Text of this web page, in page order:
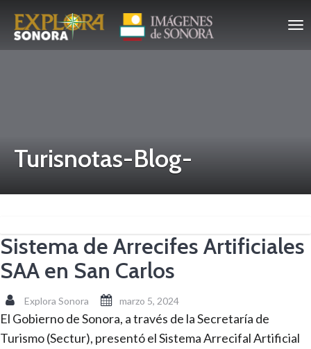
Turisnotas-Blog-
Sistema de Arrecifes Artificiales
SAA en San Carlos
Explora Sonora marzo 5, 2024
El Gobierno de Sonora, a través de la Secretaría de
Turismo (Sectur), presentó el Sistema Arrecifal Artificial